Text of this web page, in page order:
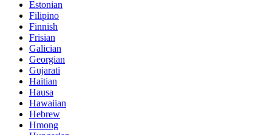
Estonian
Filipino
Finnish
Frisian
Galician
Georgian
Gujarati
Haitian
Hausa
Hawaiian
Hebrew
Hmong